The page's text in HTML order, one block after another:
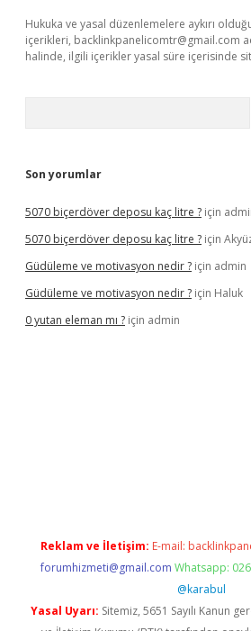
Hukuka ve yasal düzenlemelere aykırı
içerikleri, backlinkpanelicomtr@gmail.com
halinde, ilgili içerikler yasal süre içerisinde
Son yorumlar
5070 biçerdöver deposu kaç litre ? için
5070 biçerdöver deposu kaç litre ? için
Güdüleme ve motivasyon nedir ? için admin
Güdüleme ve motivasyon nedir ? için Haluk
0 yutan eleman mı ? için admin
Reklam ve İletişim: E-mail:
forumhizmeti@gmail.com Whatsapp:
@karabul
Yasal Uyarı: Sitemiz, 5651 Sayılı Kanun